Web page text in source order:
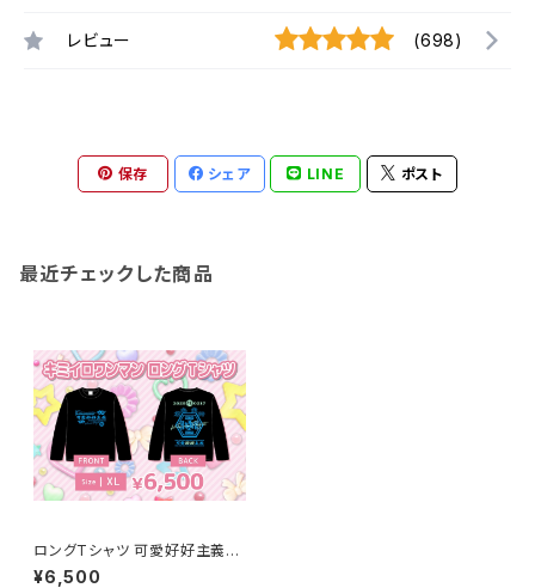
レビュー (698)
保存 シェア LINE ポスト
最近チェックした商品
ロングTシャツ 可愛好好主義ー
かわいいしゅきしゅきしゅぎー
¥6,500